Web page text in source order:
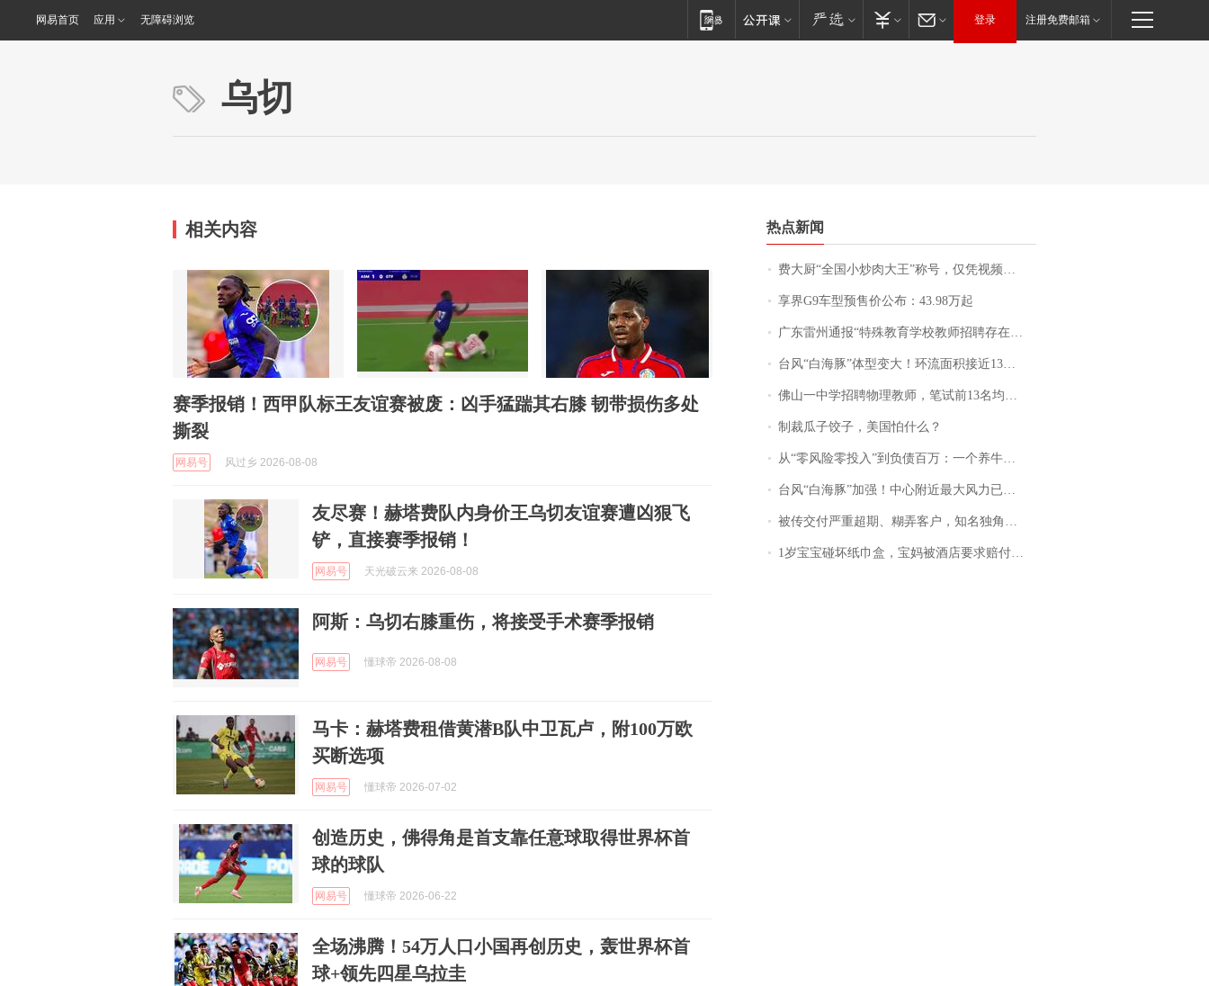
网易首页 应用 无障碍浏览 登录 注册免费邮箱
乌切
相关内容
赛季报销！西甲队标王友谊赛被废：凶手猛踹其右膝 韧带损伤多处
撕裂
网易号 风过乡 2026-08-08
友尽赛！赫塔费队内身价王乌切友谊赛遭凶狠飞
铲，直接赛季报销！
网易号 天光破云来 2026-08-08
阿斯：乌切右膝重伤，将接受手术赛季报销
网易号 懂球帝 2026-08-08
马卡：赫塔费租借黄潜B队中卫瓦卢，附100万欧
买断选项
网易号 懂球帝 2026-07-02
创造历史，佛得角是首支靠任意球取得世界杯首
球的球队
网易号 懂球帝 2026-06-22
全场沸腾！54万人口小国再创历史，轰世界杯首
球+领先四星乌拉圭
热点新闻
费大厨“全国小炒肉大王”称号，仅凭视频评出？中国烹饪协会回应
享界G9车型预售价公布：43.98万起
广东雷州通报“特殊教育学校教师招聘存在违规行为”：已启动问责程序 副校长被停职
台风“白海豚”体型变大！环流面积接近13个浙江那么大
佛山一中学招聘物理教师，笔试前13名均遭淘汰？教育局：已叫停招聘，成立调查组全面核查
制裁瓜子饺子，美国怕什么？
从“零风险零投入”到负债百万：一个养牛项目崩盘后，谁该为农户的贷款买单丨红星调查
台风“白海豚”加强！中心附近最大风力已达15级 最新研判
被传交付严重超期、糊弄客户，知名独角兽车企创始人回应：都没证据，将依法采取措施，“本人长期与美国交管局保持沟通，对方表示肯定”
1岁宝宝碰坏纸巾盒，宝妈被酒店要求赔付924元！三亚一酒店回复：骨瓷定制！网友一查价格，吵翻了